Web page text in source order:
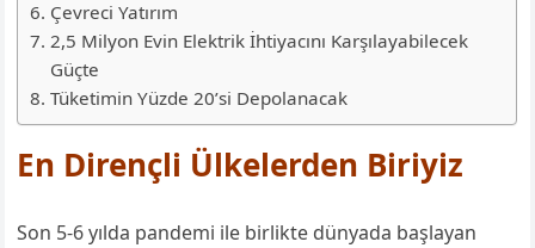
Çevreci Yatırım
2,5 Milyon Evin Elektrik İhtiyacını Karşılayabilecek
Güçte
Tüketimin Yüzde 20’si Depolanacak
En Dirençli Ülkelerden Biriyiz
Son 5-6 yılda pandemi ile birlikte dünyada başlayan